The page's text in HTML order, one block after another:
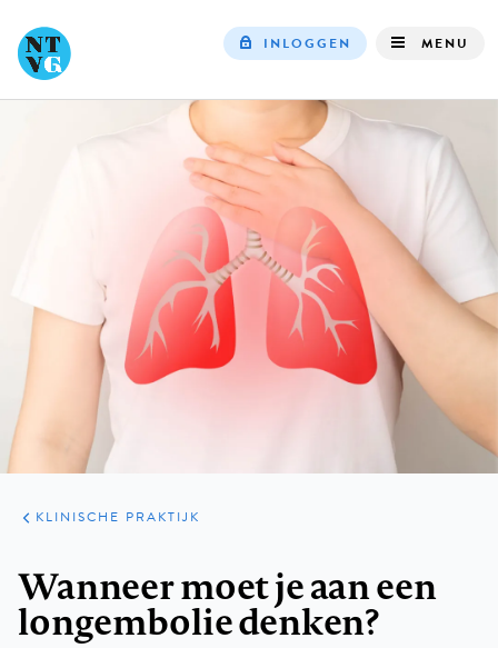
navigation
INLOGGEN MENU
ARTIKELEN
PRAKTIJK
KLINISCHE PRAKTIJK
Wanneer moet je aan een
longembolie denken?